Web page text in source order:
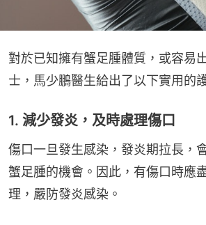
對於已知擁有蟹足腫體質，或容易
士，馬少鵬醫生給出了以下實用的
1. 減少發炎，及時處理傷口
傷口一旦發生感染，發炎期拉長，
蟹足腫的機會。因此，有傷口時應
理，嚴防發炎感染。